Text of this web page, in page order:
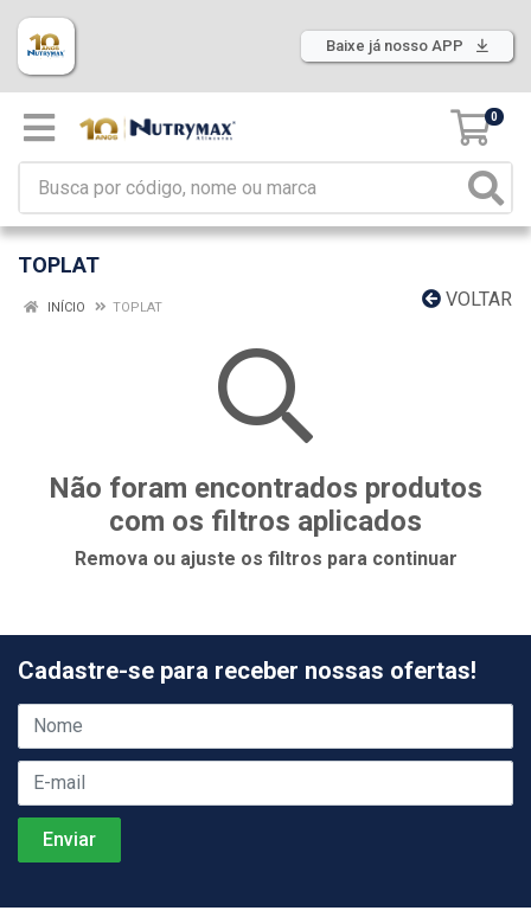
Baixe já nosso APP
0
TOPLAT
VOLTAR
INÍCIO TOPLAT
Não foram encontrados produtos
com os filtros aplicados
Remova ou ajuste os filtros para continuar
Cadastre-se para receber nossas ofertas!